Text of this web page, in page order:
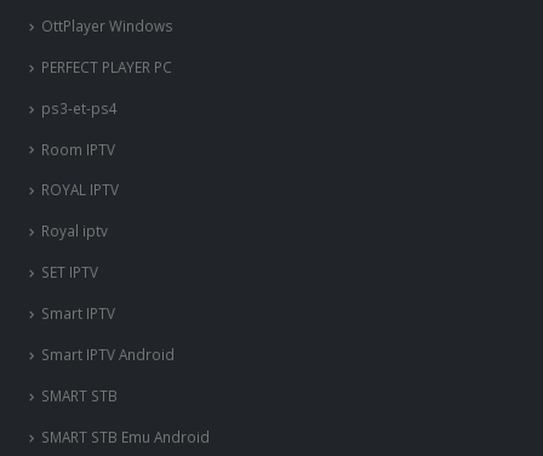
OttPlayer Windows
PERFECT PLAYER PC
ps3-et-ps4
Room IPTV
ROYAL IPTV
Royal iptv
SET IPTV
Smart IPTV
Smart IPTV Android
SMART STB
SMART STB Emu Android